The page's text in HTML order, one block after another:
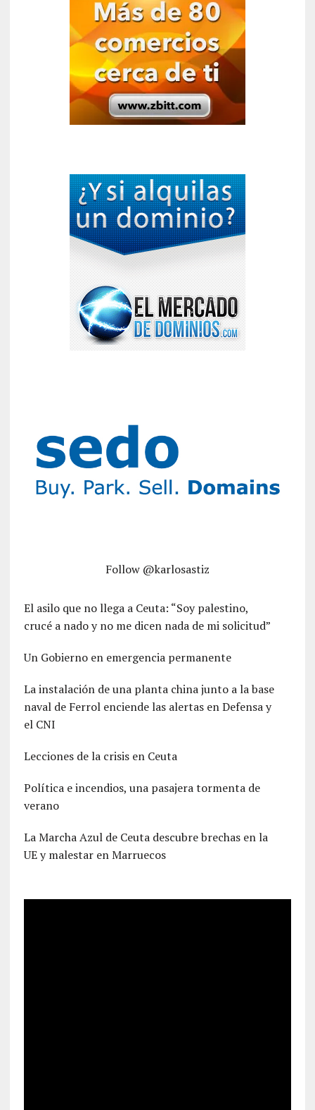
Follow @karlosastiz
El asilo que no llega a Ceuta: “Soy palestino,
crucé a nado y no me dicen nada de mi solicitud”
Un Gobierno en emergencia permanente
La instalación de una planta china junto a la base
naval de Ferrol enciende las alertas en Defensa y
el CNI
Lecciones de la crisis en Ceuta
Política e incendios, una pasajera tormenta de
verano
La Marcha Azul de Ceuta descubre brechas en la
UE y malestar en Marruecos